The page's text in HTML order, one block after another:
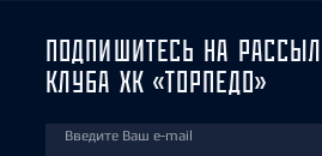
ПОДПИШИТЕСЬ НА
КЛУБА ХК «ТОРПЕДО»
Введите Ваш e-mail